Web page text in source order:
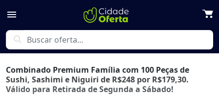
menu
search
Combinado Premium Família com 100 Peças de
Sushi, Sashimi e Niguiri de R$248 por R$179,30.
Válido para Retirada de Segunda a Sábado!